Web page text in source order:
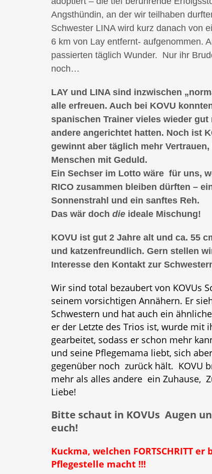
Angsthündin, an der wir teilhaben
Schwester LINA wird kurz danach von
6 km von Lay entfernt- aufgenommen.
passierten täglich Wunder. Nur ihr
noch…
LAY und LINA sind inzwischen
alle erfreuen. Auch bei KOVU
spanischen Trainer vieles wieder gut
andere angerichtet hatten. Noch ist
gewinnt aber täglich mehr
Menschen mit Geduld.
Ein Sechser im Lotto wäre für uns,
RICO zusammen bleiben dürften –
Sonnenstrahl und ein sanftes Reh.
Das wär doch die ideale Mischung!
KOVU ist gut 2 Jahre alt und ca. 55
und katzenfreundlich. Gern stellen
Interesse den Kontakt zur
Wir sind total bezaubert von KOVUs
seinem vorsichtigen Annähern. Er
Schwestern und hat auch ein
er der Letzte des Trios ist, wurde mit
gearbeitet, sodass er schon mehr
und seine Pflegemama liebt, sich
gegenüber noch zurück hält. KOVU
mehr als alles andere ein Zuhause,
Liebe!
Bitte schaut in KOVUs Augen
euch!
Kuckma, welchen FORTSCHRITT
Pflegestelle macht !!!